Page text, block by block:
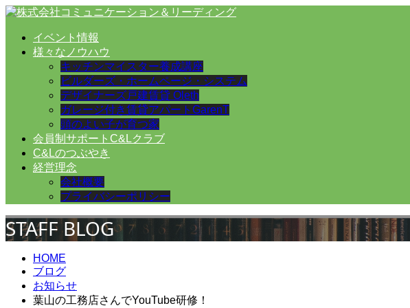
イベント情報
様々なノウハウ
キッチンマイスター養成講座
ビルダーズ・ホームページ・システム
デザイナーズ戸建賃貸 Oleth
ガレージ付き賃貸アパートGarenT
頭のよい子が育つ家
会員制サポートC&Lクラブ
C&Lのつぶやき
経営理念
会社概要
プライバシーポリシー
STAFF BLOG
HOME
ブログ
お知らせ
葉山の工務店さんでYouTube研修！